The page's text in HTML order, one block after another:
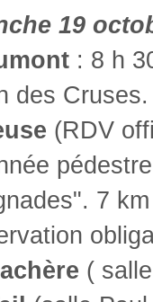
19
: 8 h
des
(RDV
7
(